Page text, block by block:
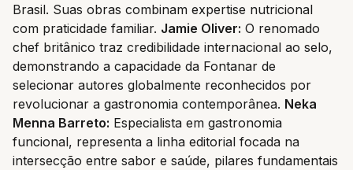
Brasil. Suas obras combinam expertise nutricional
com praticidade familiar. Jamie Oliver: O renomado
chef britânico traz credibilidade internacional ao selo,
demonstrando a capacidade da Fontanar de
selecionar autores globalmente reconhecidos por
revolucionar a gastronomia contemporânea. Neka
Menna Barreto: Especialista em gastronomia
funcional, representa a linha editorial focada na
intersecção entre sabor e saúde, pilares fundamentais